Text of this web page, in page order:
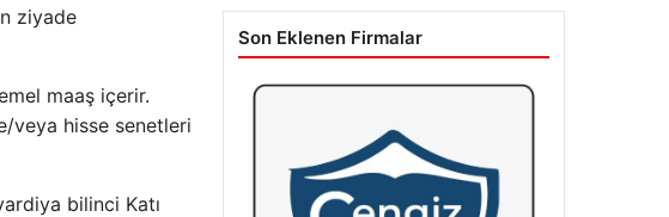
ziyade
maaş içerir.
veya hisse senetleri
bilinci Katı
Son Eklenen Firmalar